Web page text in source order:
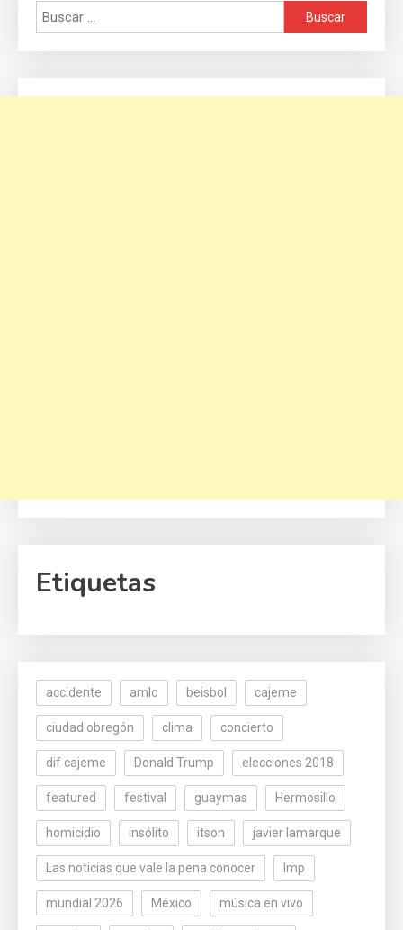
Buscar:
Etiquetas
accidente amlo beisbol cajeme
ciudad obregón clima concierto
dif cajeme Donald Trump elecciones 2018
featured festival guaymas Hermosillo
homicidio insólito itson javier lamarque
Las noticias que vale la pena conocer lmp
mundial 2026 México música en vivo